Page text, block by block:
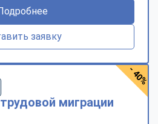
заявку
миграции
- 40%